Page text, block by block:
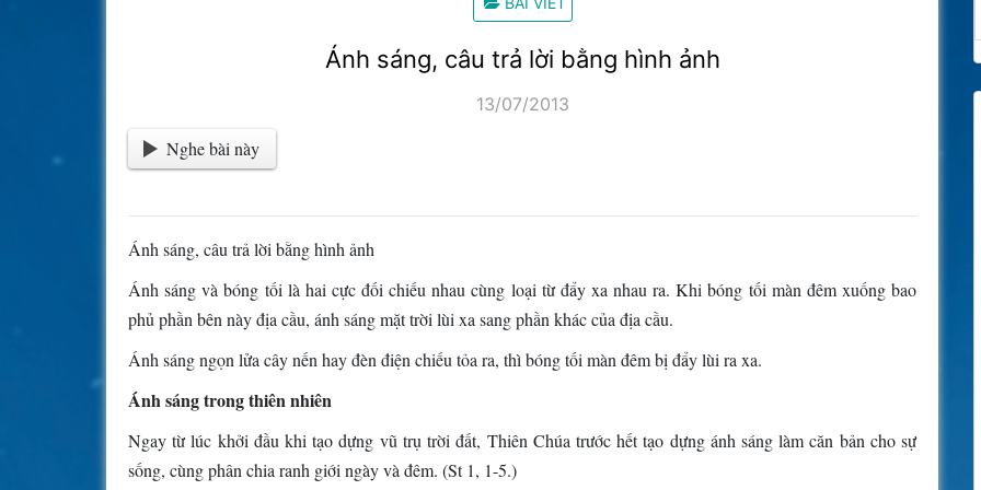
Ánh sáng, câu trả lời bằng hình ảnh
13/07/2013
Nghe bài này
Ánh sáng, câu trả lời bằng hình ảnh
Ánh sáng và bóng tối là hai cực đối chiếu nhau cùng loại từ đẩy xa nhau ra. Khi bóng tối màn đêm xuống bao
phủ phần bên này địa cầu, ánh sáng mặt trời lùi xa sang phần khác của địa cầu.
Ánh sáng ngọn lửa cây nến hay đèn điện chiếu tỏa ra, thì bóng tối màn đêm bị đẩy lùi ra xa.
Ánh sáng trong thiên nhiên
Ngay từ lúc khởi đầu khi tạo dựng vũ trụ trời đất, Thiên Chúa trước hết tạo dựng ánh sáng làm căn bản cho sự
sống, cùng phân chia ranh giới ngày và đêm. (St 1, 1-5.)